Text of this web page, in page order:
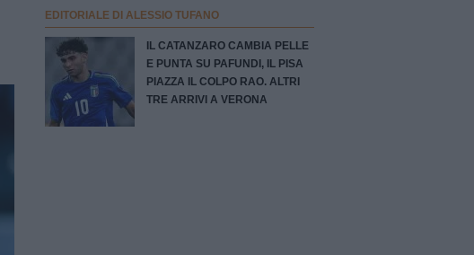
EDITORIALE DI ALESSIO TUFANO
IL CATANZARO CAMBIA PELLE
E PUNTA SU PAFUNDI, IL PISA
PIAZZA IL COLPO RAO. ALTRI
TRE ARRIVI A VERONA